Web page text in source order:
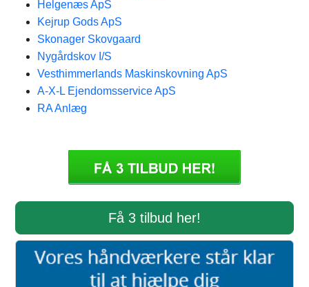
Helgenæs ApS
Kejrup Gods ApS
Skonager Skovgaard
Nygårdskov I/S
Vesthimmerlands Maskinskovning ApS
A-X-L Ejendomsservice ApS
RA Anlæg
Få 3 tilbud her!